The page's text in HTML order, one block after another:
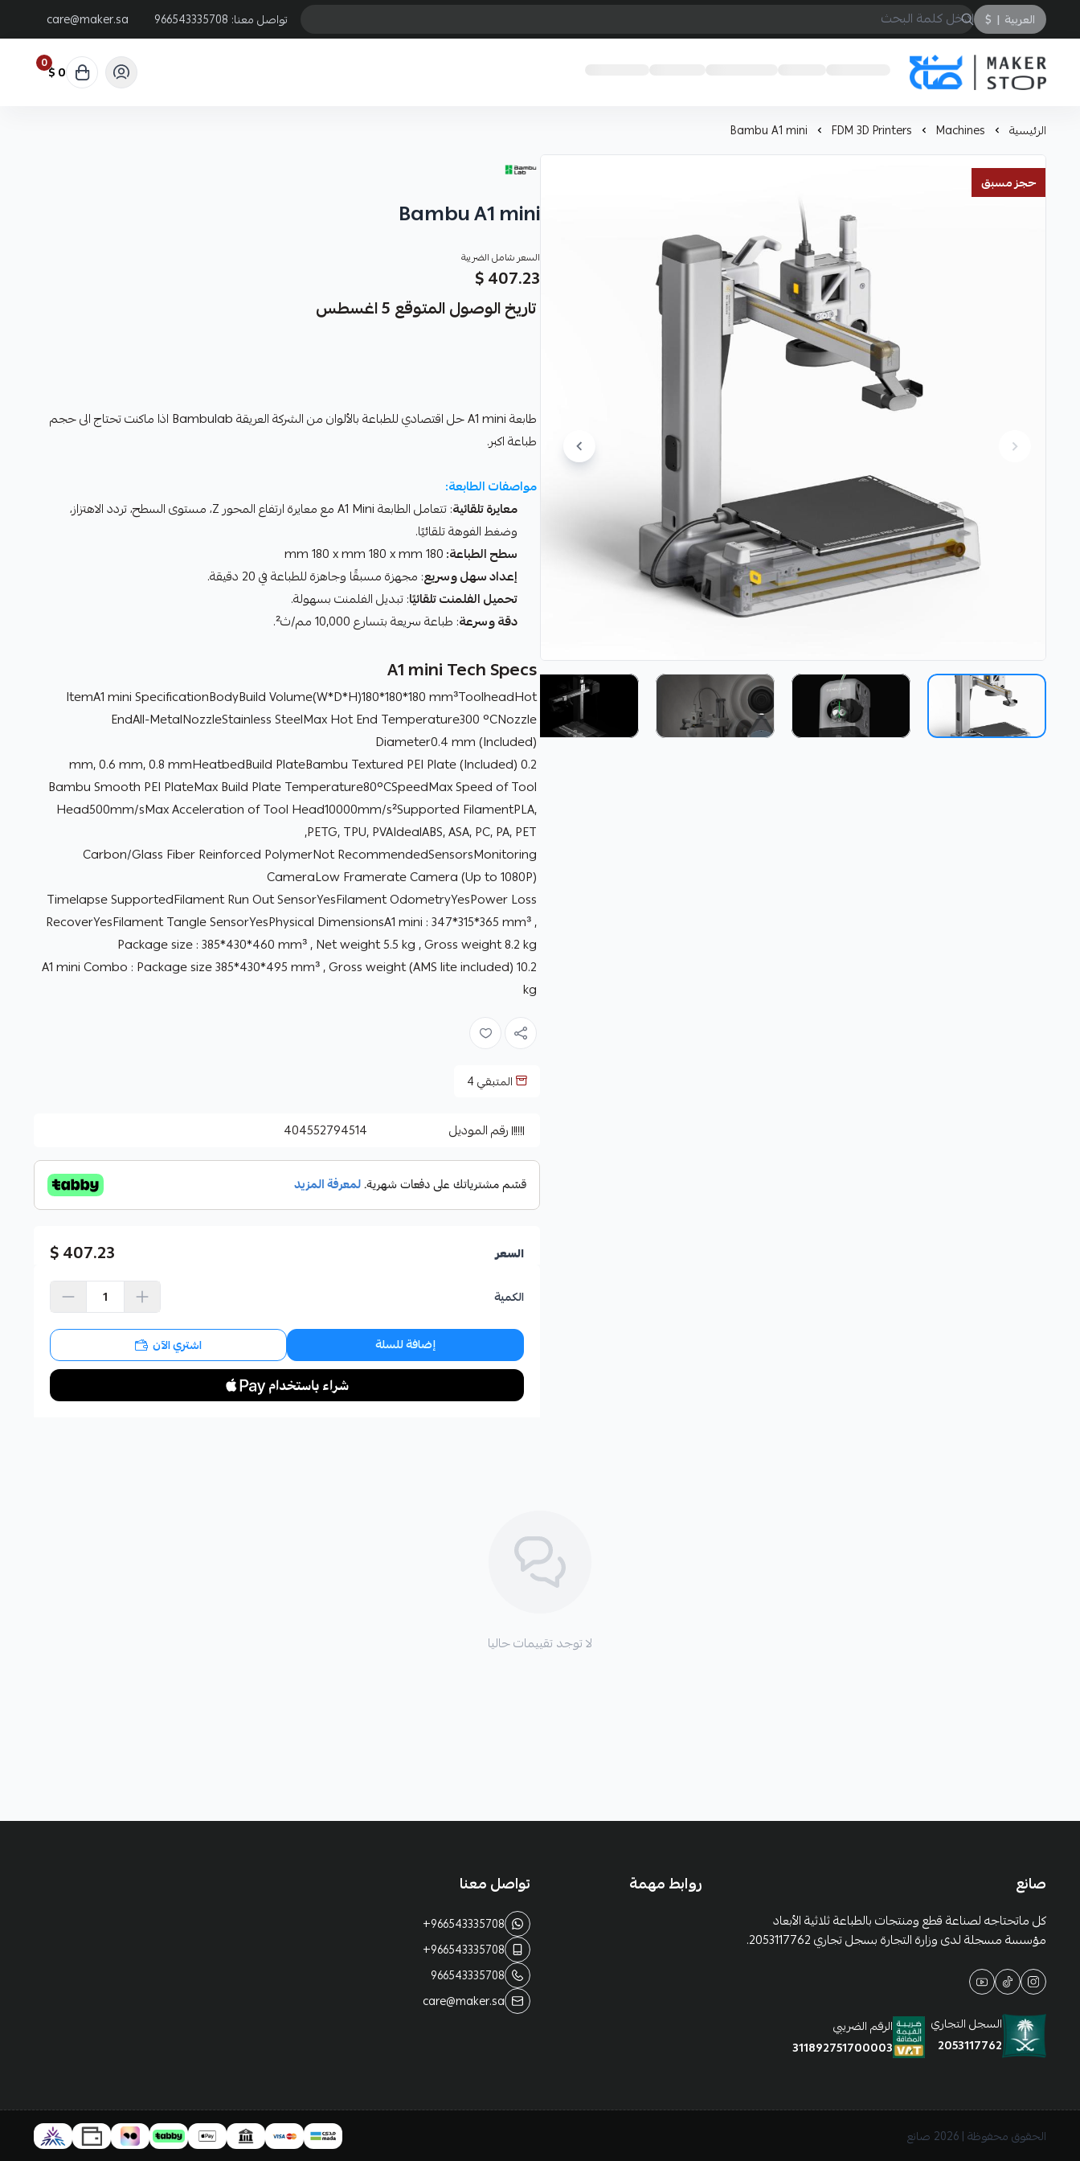
العربية |
$ تواصل معنا: 966543335708
care@maker.sa
صانع
0 0 $
الرئيسية Machines
FDM 3D Printers
Bambu A1 mini
حجز مسبق
Bambu A1 mini
السعر شامل الضريبة
407.23 $
تاريخ الوصول المتوقع 5 اغسطس
طابعة A1 mini حل اقتصادي للطباعة بالألوان من الشركة العريقة Bambulab اذا ماكنت تحتاج الى حجم
طباعة اكبر.
مواصفات الطابعة:
معايرة تلقائية
: تتعامل الطابعة A1 Mini مع معايرة ارتفاع المحور Z، مستوى السطح، تردد الاهتزاز،
وضغط الفوهة تلقائيًا.
سطح الطباعة:180 mm 180 x mm 180 x mm
إعداد سهل وسريع: مجهزة مسبقًا وجاهزة للطباعة في 20 دقيقة.
تحميل الفلمنت تلقائيًا: تبديل الفلمنت بسهولة.
دقة وسرعة: طباعة سريعة بتسارع 10,000 مم/ث².
A1 mini Tech Specs
ItemA1 mini SpecificationBodyBuild Volume(W*D*H)180*180*180 mm³ToolheadHot
EndAll-MetalNozzleStainless SteelMax Hot End Temperature300 °CNozzle
Diameter0.4 mm (Included)
0.2 mm, 0.6 mm, 0.8 mmHeatbedBuild PlateBambu Textured PEI Plate (Included)
Bambu Smooth PEI PlateMax Build Plate Temperature80°CSpeedMax Speed of Tool
Head500mm/sMax Acceleration of Tool Head10000mm/s²Supported FilamentPLA,
PETG, TPU, PVAIdealABS, ASA, PC, PA, PET,
Carbon/Glass Fiber Reinforced PolymerNot RecommendedSensorsMonitoring
CameraLow Framerate Camera (Up to 1080P)
Timelapse SupportedFilament Run Out SensorYesFilament OdometryYesPower Loss
RecoverYesFilament Tangle SensorYesPhysical DimensionsA1 mini : 347*315*365 mm³ ,
Package size : 385*430*460 mm³ , Net weight 5.5 kg , Gross weight 8.2 kg
A1 mini Combo : Package size 385*430*495 mm³ , Gross weight (AMS lite included) 10.2
kg
المتبقي4
رقم الموديل 404552794514
السعر 407.23 $
الكمية
إضافة للسلة اشتري الآن
لا توجد تقييمات حاليا
صانع
كل ماتحتاجه لصناعة قطع ومنتجات بالطباعة ثلاثية الأبعاد
مؤسسة مسجلة لدى وزارة التجارة بسجل تجاري 2053117762.
السجل التجاري
2053117762
الرقم الضريبي
311892751700003
روابط مهمة تواصل معنا
+966543335708
+966543335708
966543335708
care@maker.sa
الحقوق محفوظة | 2026 صانع